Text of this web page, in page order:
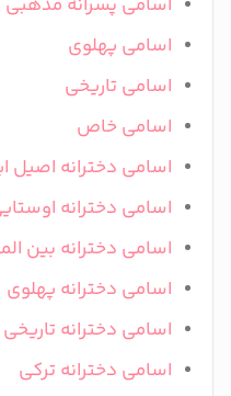
اسامی پهلوی
اسامی تاریخی
اسامی خاص
اسامی دخترانه اصیل
اسامی دخترانه
اسامی دخترانه بین
اسامی دخترانه پهلوی
اسامی دخترانه تاریخی
اسامی دخترانه ترکی